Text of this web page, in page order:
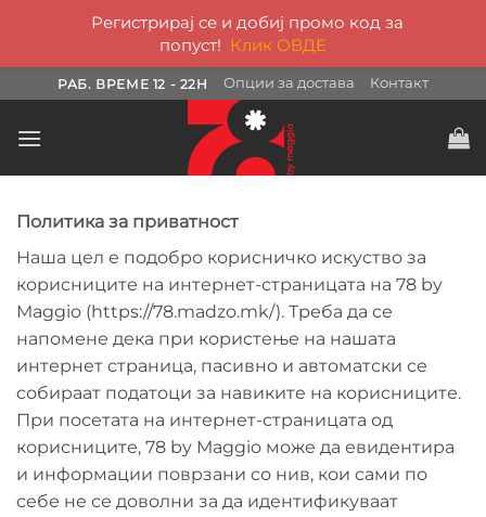
to
content
РАБ. ВРЕМЕ 12 - 22H Опции за достава Контакт
Политика за приватност
Наша цел е подобро корисничко искуство за
корисниците на интернет-страницата на 78 by
Maggio (https://78.madzo.mk/). Треба да се
напомене дека при користење на нашата
интернет страница, пасивно и автоматски се
собираат податоци за навиките на корисниците.
При посетата на интернет-страницата од
корисниците, 78 by Maggio може да евидентира
и информации поврзани со нив, кои сами по
себе не се доволни за да идентификуваат
Регистрирај се и добиј промо код за
попуст! Клик ОВДЕ